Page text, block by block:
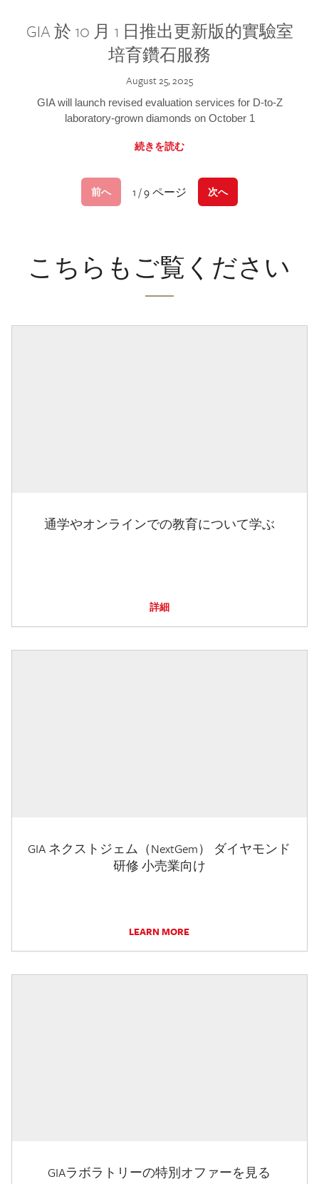
GIA 於 10 月 1 日推出更新版的實驗室
培育鑽石服務
August 25, 2025
GIA will launch revised evaluation services for D-to-Z
laboratory-grown diamonds on October 1
続きを読む
前へ 1 / 9 ページ 次へ
こちらもご覧ください
通学やオンラインでの教育について学ぶ
詳細
GIA ネクストジェム（NextGem） ダイヤモンド
研修 小売業向け
LEARN MORE
GIAラボラトリーの特別オファーを見る